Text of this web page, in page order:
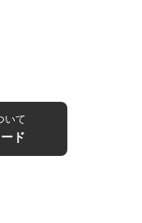
いて
ド